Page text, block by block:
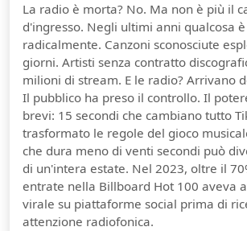
La radio è morta? No. Ma non è più il
d'ingresso. Negli ultimi anni qualcosa
radicalmente. Canzoni sconosciute
giorni. Artisti senza contratto
milioni di stream. E le radio? Arrivano
Il pubblico ha preso il controllo. Il
brevi: 15 secondi che cambiano tutto
trasformato le regole del gioco
che dura meno di venti secondi può
di un'intera estate. Nel 2023, oltre il
entrate nella Billboard Hot 100 aveva
virale su piattaforme social prima di
attenzione radiofonica.